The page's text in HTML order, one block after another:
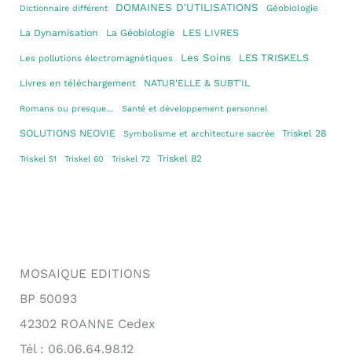
Dictionnaire différent DOMAINES D'UTILISATIONS Géobiologie
La Dynamisation La Géobiologie LES LIVRES
Les pollutions électromagnétiques Les Soins LES TRISKELS
Livres en téléchargement NATUR'ELLE & SUBT'IL
Romans ou presque… Santé et développement personnel
SOLUTIONS NEOVIE Symbolisme et architecture sacrée Triskel 28
Triskel 51 Triskel 60 Triskel 72 Triskel 82
MOSAIQUE EDITIONS
BP 50093
42302 ROANNE Cedex
Tél : 06.06.64.98.12